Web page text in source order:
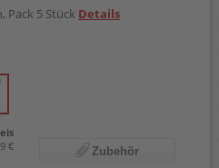
Pack 5 Stück Details
€ Zubehör